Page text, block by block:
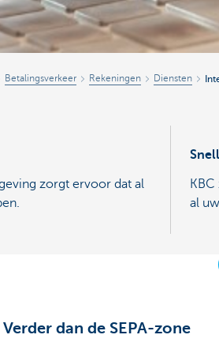
Betalingsverkeer Rekeningen Diensten
zorgt ervoor dat al
al
Verder dan de SEPA-zone